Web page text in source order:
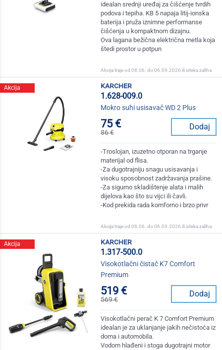
idealan srednji uređaj za čišćenje tvrdih
podova i tepiha. KB 5 napaja litij-ionska
baterija i pruža iznimne performanse
čišćenja u kompaktnom dizajnu.
Ova lagana bežična električna metla koja
štedi prostor u potpun
Akcija traje od 08.06. do 06.09.2026 ili isteka zaliha
Akcija
karcher
1.628-009.0
Mokro suhi usisavač WD 2 Plus
75 €
86 €
Dodaj
-Troslojan, izuzetno otporan na trganje
materijal od flisa.
-Za dugotrajniju snagu usisavanja i
visoku sposobnost zadržavanja prašine.
-Za sigurno skladištenje alata i malih
dijelova kao što su vijci ili čavli.
-Kod prekida rada komforno i brzo privr
Akcija traje od 08.06. do 06.09.2026 ili isteka zaliha
Akcija
karcher
1.317-500.0
Visokotlačni čistač K7 Comfort
Premium
519 €
569 €
Dodaj
Visokotlačni perač K 7 Comfort Premium
idealan je za uklanjanje jakih nečistoća iz
doma i automobila.
Vodom hlađeni i stoga dugotrajni motor